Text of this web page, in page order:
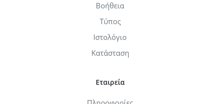
Βοήθεια
Τύπος
Ιστολόγιο
Κατάσταση
Εταιρεία